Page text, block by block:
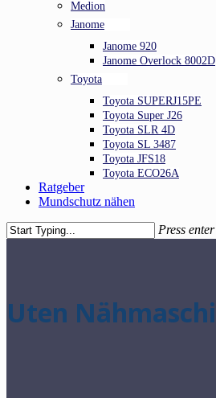
Medion
Janome
Janome 920
Janome Overlock 8002D
Toyota
Toyota SUPERJ15PE
Toyota Super J26
Toyota SLR 4D
Toyota SL 3487
Toyota JFS18
Toyota ECO26A
Ratgeber
Mundschutz nähen
Press
Uten